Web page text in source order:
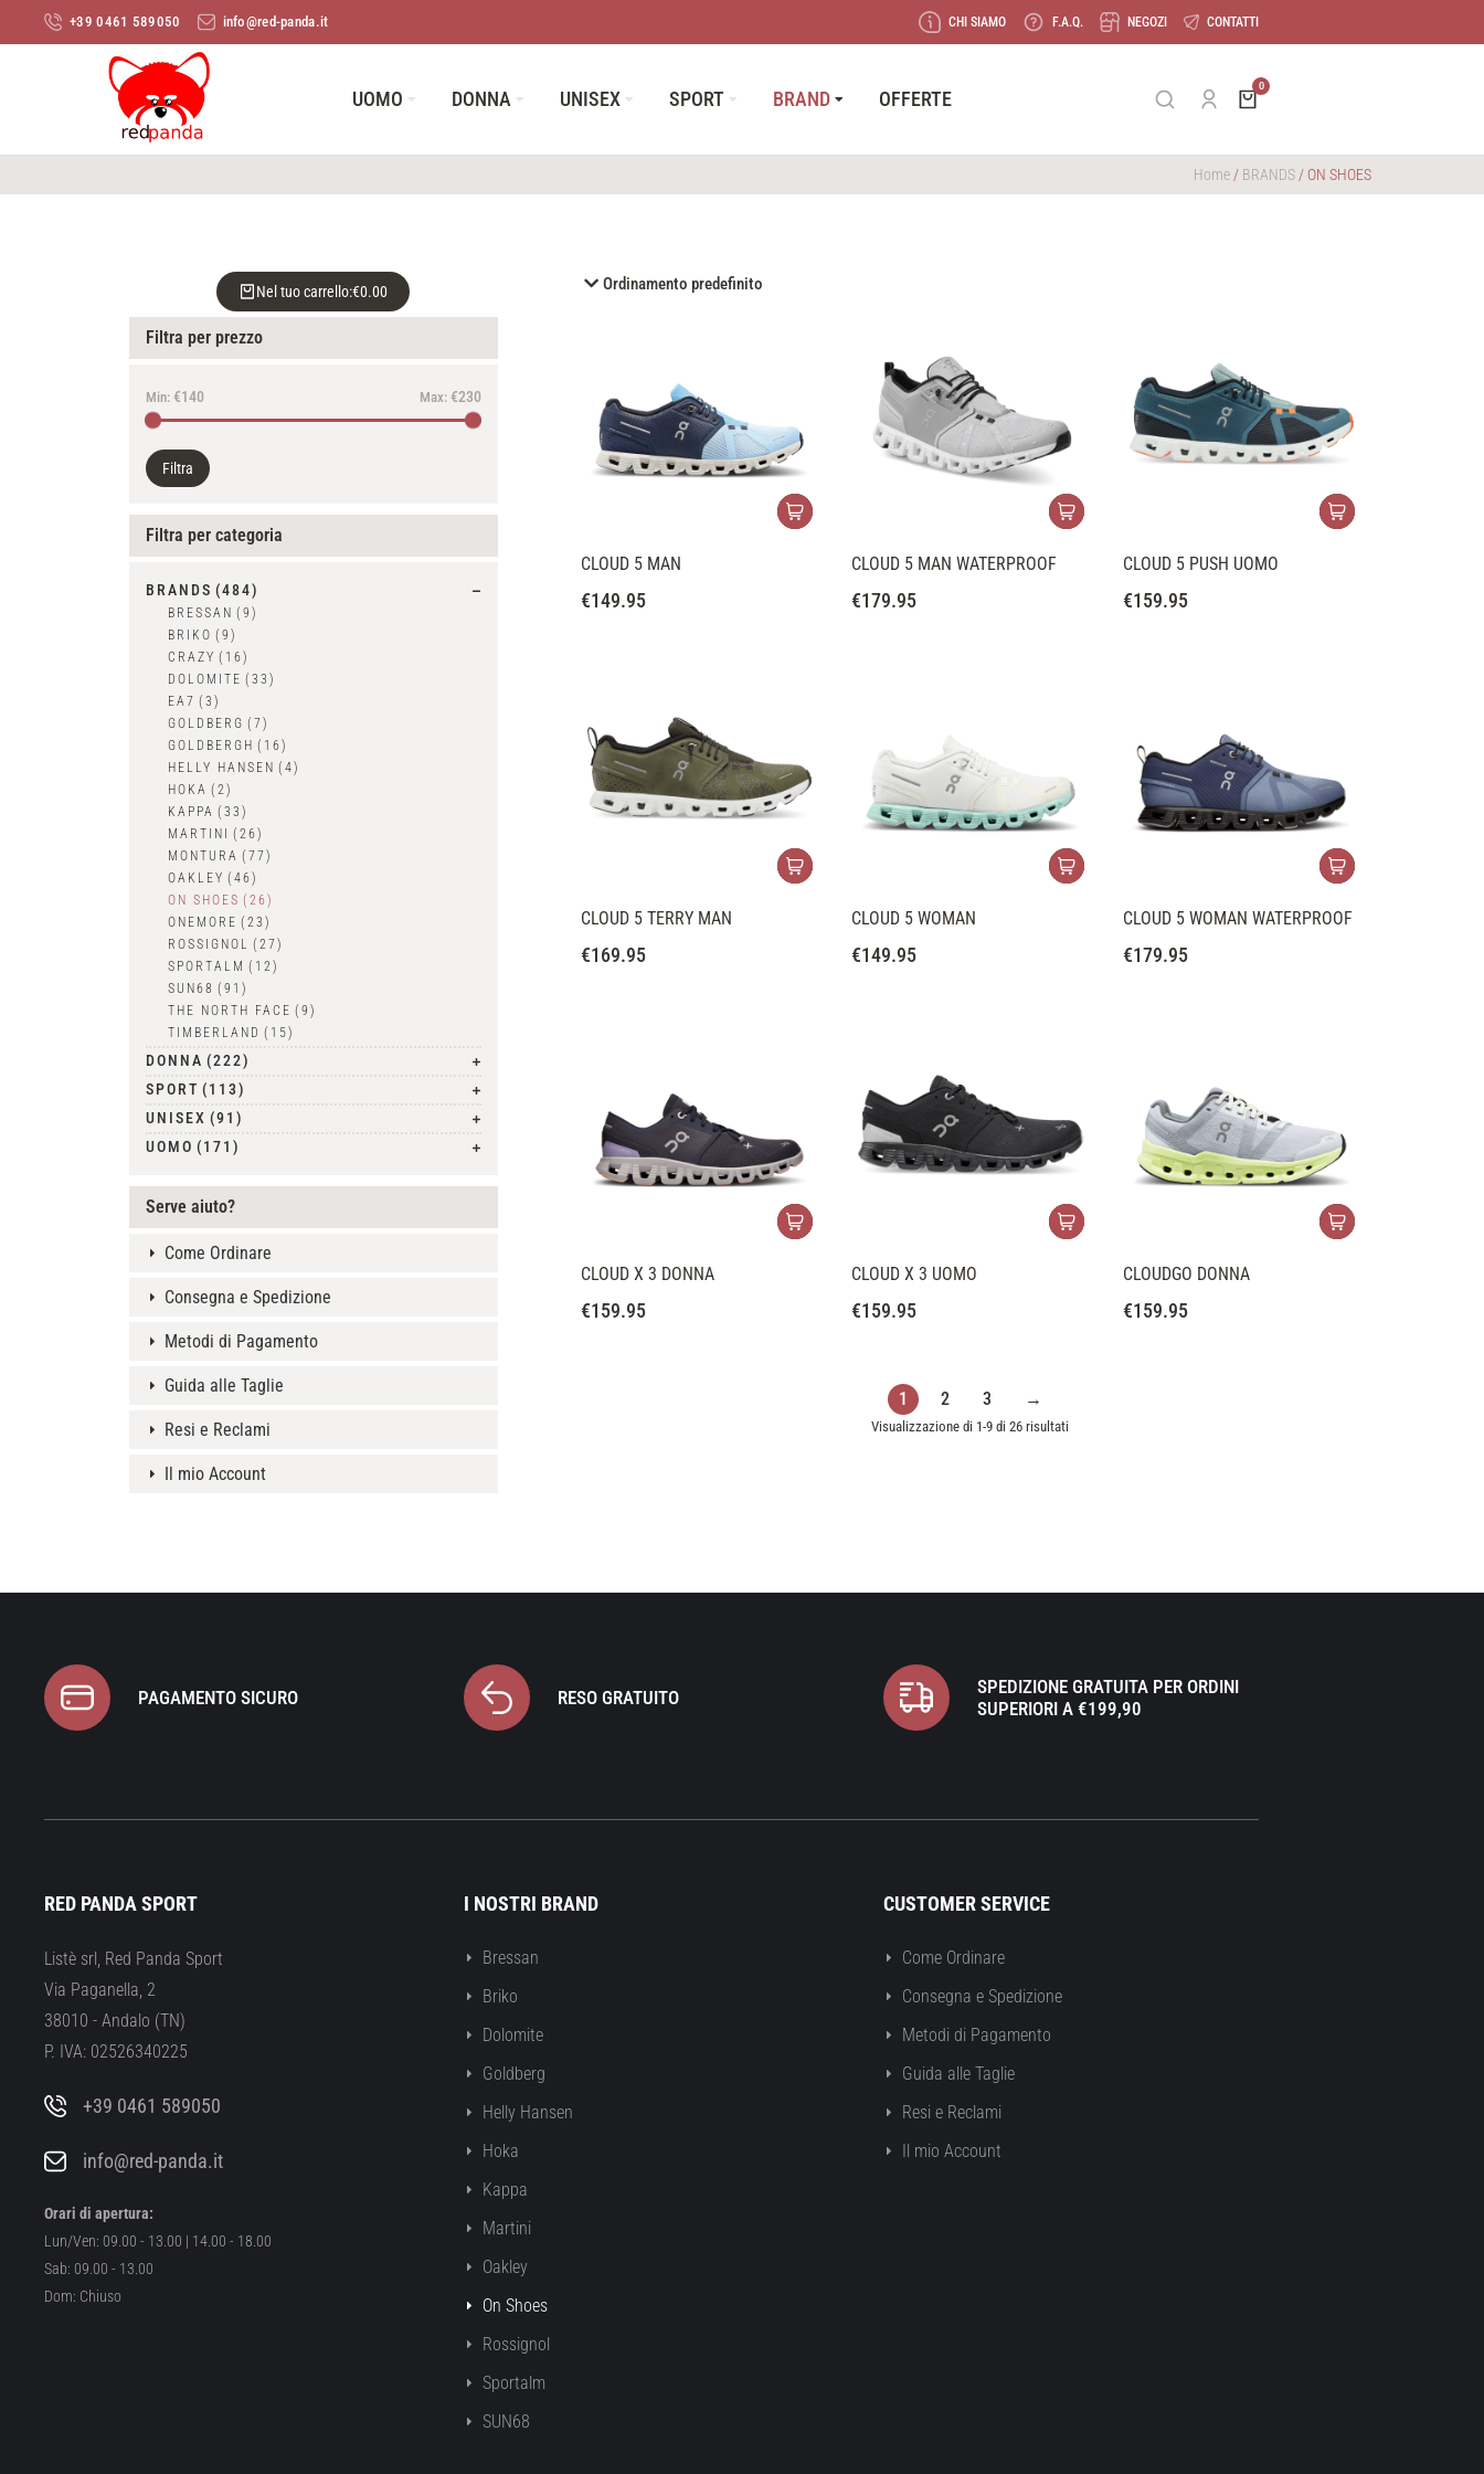
+39 0461 589050 info@red-panda.it CHI SIAMO F.A.Q. NEGOZI CONTATTI
UOMO DONNA UNISEX SPORT BRAND OFFERTE
Home / BRANDS / ON SHOES
Nel tuo carrello:€0.00
Filtra per prezzo
Min: €140 Max: €230
Filtra
Filtra per categoria
BRANDS (484)
BRESSAN (9)
BRIKO (9)
CRAZY (16)
DOLOMITE (33)
EA7 (3)
GOLDBERG (7)
GOLDBERGH (16)
HELLY HANSEN (4)
HOKA (2)
KAPPA (33)
MARTINI
(26)
MONTURA (77)
OAKLEY (46)
ON SHOES (26)
ONEMORE (23)
ROSSIGNOL (27)
SPORTALM (12)
SUN68 (91)
THE NORTH FACE (9)
TIMBERLAND (15)
DONNA (222)
SPORT (113)
UNISEX (91)
UOMO (171)
Serve aiuto?
Come Ordinare
Consegna e Spedizione
Metodi di Pagamento
Guida alle Taglie
Resi e Reclami
Il mio Account
CLOUD 5 MAN
€149.95
CLOUD 5 MAN WATERPROOF
€179.95
CLOUD 5 PUSH UOMO
€159.95
CLOUD 5 TERRY MAN
€169.95
CLOUD 5 WOMAN
€149.95
CLOUD 5 WOMAN WATERPROOF
€179.95
CLOUD X 3 DONNA
€159.95
CLOUD X 3 UOMO
€159.95
CLOUDGO DONNA
€159.95
1 2 3 →
Visualizzazione di 1-9 di 26 risultati
PAGAMENTO SICURO RESO GRATUITO
SPEDIZIONE GRATUITA PER ORDINI
SUPERIORI A €199,90
RED PANDA SPORT
Listè srl, Red Panda Sport
Via Paganella, 2
38010 - Andalo (TN)
P. IVA: 02526340225
+39 0461 589050
info@red-panda.it
Orari di apertura:
Lun/Ven: 09.00 - 13.00 | 14.00 - 18.00
Sab: 09.00 - 13.00
Dom: Chiuso
I NOSTRI BRAND
Bressan
Briko
Dolomite
Goldberg
Helly Hansen
Hoka
Kappa
Martini
Oakley
On Shoes
Rossignol
Sportalm
SUN68
CUSTOMER SERVICE
Come Ordinare
Consegna e Spedizione
Metodi di Pagamento
Guida alle Taglie
Resi e Reclami
Il mio Account